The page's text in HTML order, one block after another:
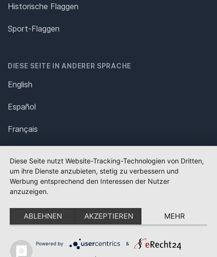
Historische Flaggen
Sport-Flaggen
DIESE SEITE IN ANDERER SPRACHE
English
Español
Français
Polska
Português
Nederlands
Svenska
Diese Seite nutzt Website-Tracking-Technologien von Dritten,
um ihre Dienste anzubieten, stetig zu verbessern und
Werbung entsprechend den Interessen der Nutzer
anzuzeigen.
ABLEHNEN AKZEPTIEREN MEHR
Powered by &